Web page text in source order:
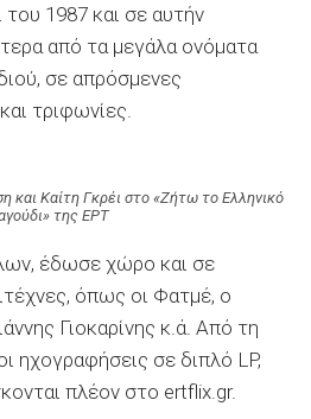
1987 και σε αυτήν
από τα μεγάλα ονόματα
σε απρόσμενες
τριφωνίες.
και Καίτη Γκρέι στο «Ζήτω το Ελληνικό
της ΕΡΤ
έδωσε χώρο και σε
όπως οι Φατμέ, ο
Γιοκαρίνης κ.ά. Από τη
ηχογραφήσεις σε διπλό LP,
πλέον στο ertflix.gr.